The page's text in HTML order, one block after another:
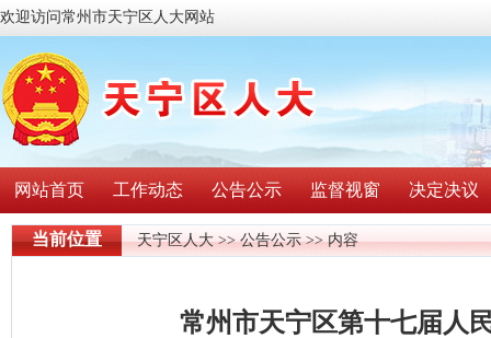
欢迎访问常州市天宁区人大网站
网站首页 工作动态 公告公示 监督视窗 决定决议
当前位置 天宁区人大>>公告公示>> 内容
常州市天宁区第十七届人